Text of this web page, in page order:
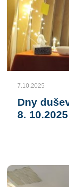
7.10.2025
Dny
8. 10.2025